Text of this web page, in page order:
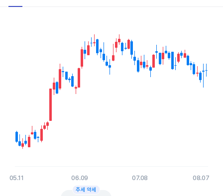
The chart has 1 X axis displaying Time. Data ranges from
The chart has 1 Y axis displaying values. Data ranges from 15.5
05.11 06.09 07.08 08.07
End of interactive chart.추세 약세